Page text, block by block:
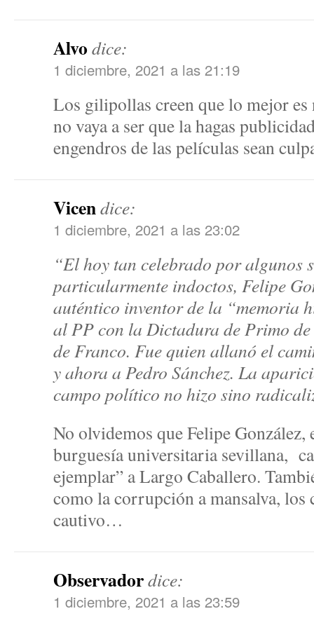
Alvodice:
1 diciembre, 2021 a las 21:19
Los gilipollas creen que lo mejor
no vaya a ser que la hagas
engendros de las películas sean
Vicendice:
1 diciembre, 2021 a las 23:02
“El hoy tan celebrado por algunos
particularmente indoctos, Felipe
auténtico inventor de la “memoria
al PP con la Dictadura de Primo
de Franco. Fue quien allanó el
y ahora a Pedro Sánchez. La
campo político no hizo sino
No olvidemos que Felipe González,
burguesía universitaria sevillana,
ejemplar” a Largo Caballero.
como la corrupción a mansalva,
cautivo…
Observadordice:
1 diciembre, 2021 a las 23:59